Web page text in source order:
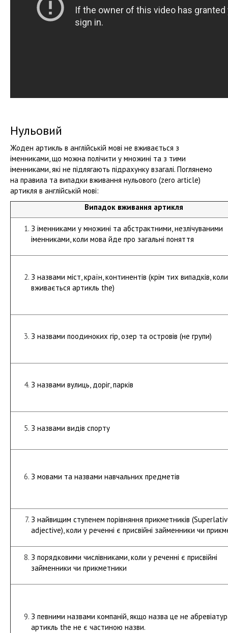
Нульовий
Жоден артикль в англійській мові не вживається з
іменниками, що можна полічити у множині та з тими
іменниками, які не підлягають підрахунку взагалі. Поглянемо
на правила та випадки вживання нульового (zero article)
артикля в англійській мові:
Випадок вживання артикля
З іменниками у множині та абстрактними, незлічуваними
іменниками, коли мова йде про загальні поняття
З назвами міст, країн, континентів (крім тих випадків, коли
вживається артикль the)
З назвами поодиноких гір, озер та островів (не групи)
З назвами вулиць, доріг, парків
З назвами видів спорту
З мовами та назвами навчальних предметів
З найвищим ступенем порівняння прикметників
adjective), коли у реченні є присвійні займенники чи
З порядковими числівниками, коли у реченні є присвійні
займенники чи прикметники
З певними назвами компаній, якщо назва це не
артикль the не є частиною назви.